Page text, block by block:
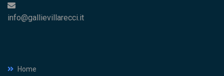
info@gallievillarecci.it
Home